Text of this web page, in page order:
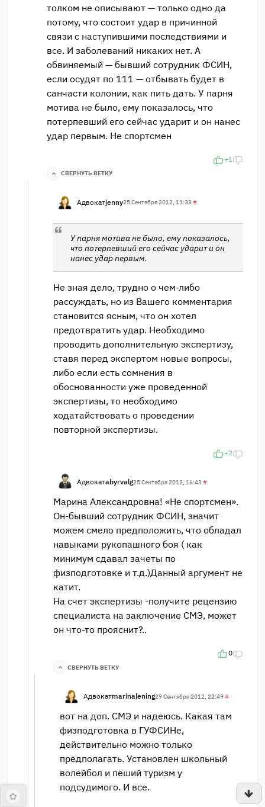
толком не описывают — только одно да
потому, что состоит удар в причинной
связи с наступившими последствиями и
все. И заболеваний никаких нет. А
обвиняемый — бывший сотрудник ФСИН,
если осудят по 111 — отбывать будет в
санчасти колонии, как пить дать. У парня
мотива не было, ему показалось, что
потерпевший его сейчас ударит и он нанес
удар первым. Не спортсмен
+1
СВЕРНУТЬ ВЕТКУ
Адвокатjenny25 Сентября 2012, 11:33 #
У парня мотива не было, ему показалось,
что потерпевший его сейчас ударит и он
нанес удар первым.
Не зная дело, трудно о чем-либо
рассуждать, но из Вашего комментария
становится ясным, что он хотел
предотвратить удар. Необходимо
проводить дополнительную экспертизу,
ставя перед экспертом новые вопросы,
либо если есть сомнения в
обоснованности уже проведенной
экспертизы, то необходимо
ходатайствовать о проведении
повторной экспертизы.
+2
Адвокатabyrvalg25 Сентября 2012, 16:43 #
Марина Александровна! «Не спортсмен».
Он-бывший сотрудник ФСИН, значит
можем смело предположить, что обладал
навыками рукопашного боя ( как
минимум сдавал зачеты по
физподготовке и т.д.)Данный аргумент не
катит.
На счет экспертизы -получите рецензию
специалиста на заключение СМЭ, может
он что-то прояснит?..
0
СВЕРНУТЬ ВЕТКУ
Адвокатmarinalening29 Сентября 2012, 22:49#
вот на доп. СМЭ и надеюсь. Какая там
физподготовка в ГУФСИНе,
действительно можно только
предполагать. Установлен школьный
волейбол и пеший туризм у
подсудимого. И все.